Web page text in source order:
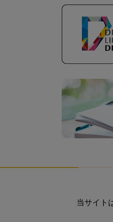
当サイト